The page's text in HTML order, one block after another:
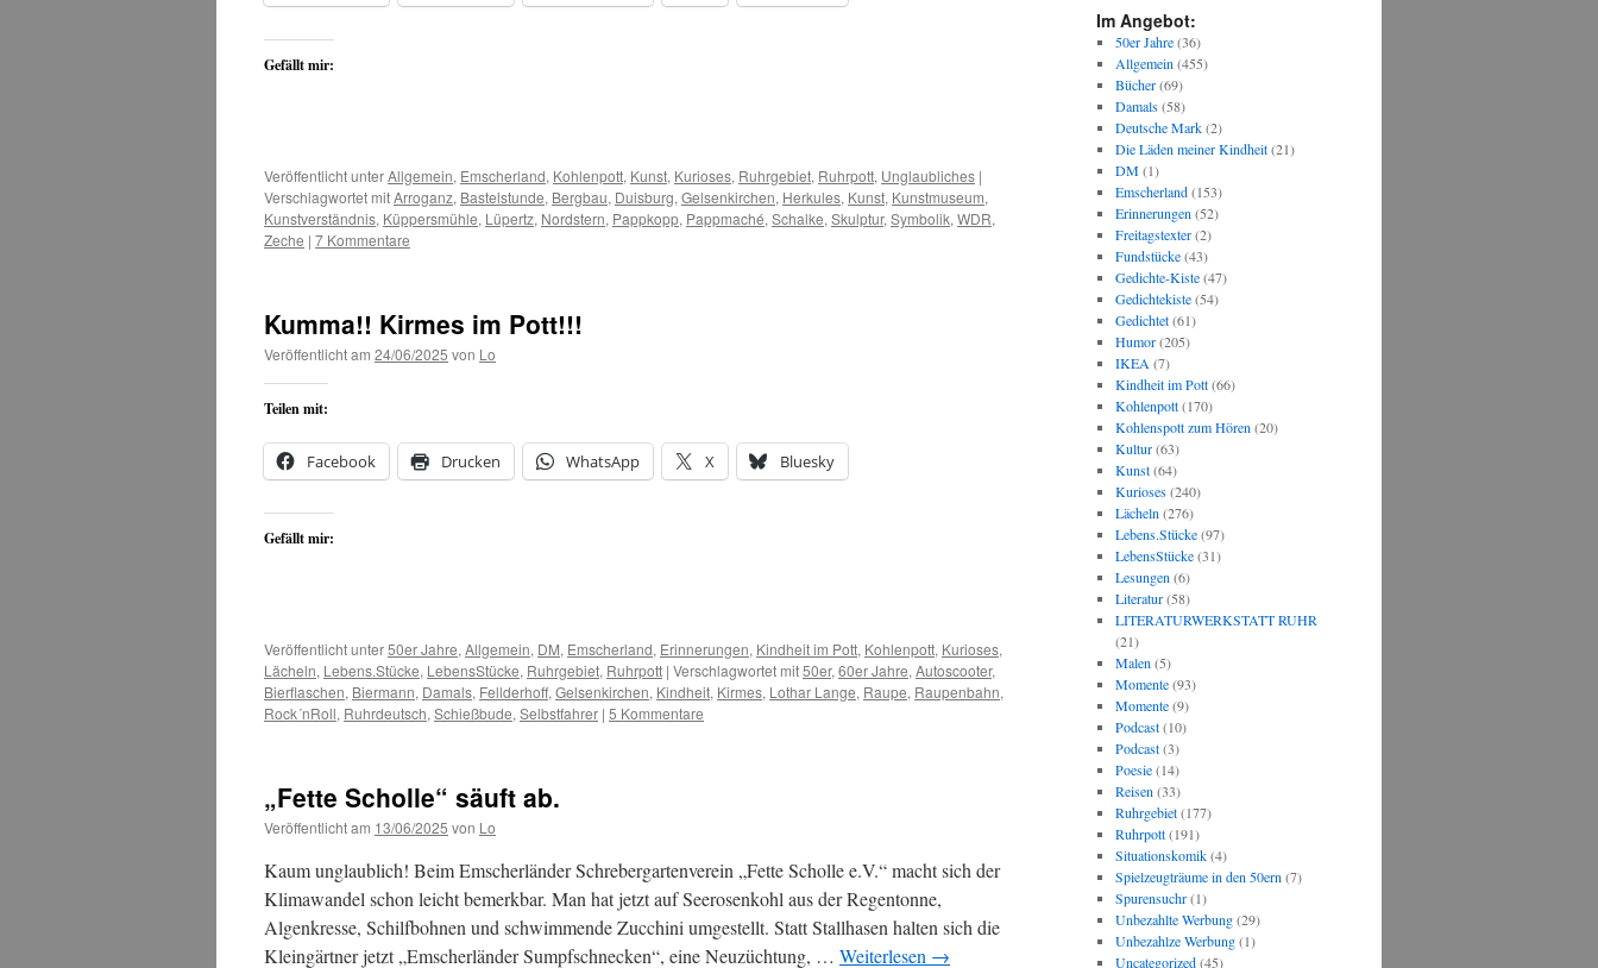
Gefällt mir:
Veröffentlicht unterAllgemein, Emscherland, Kohlenpott, Kunst, Kurioses, Ruhrgebiet, Ruhrpott, Unglaubliches |
Verschlagwortet mitArroganz, Bastelstunde, Bergbau, Duisburg, Gelsenkirchen, Herkules, Kunst, Kunstmuseum,
Kunstverständnis, Küppersmühle, Lüpertz, Nordstern, Pappkopp, Pappmaché, Schalke, Skulptur, Symbolik, WDR,
Zeche | 7 Kommentare
Kumma!! Kirmes im Pott!!!
Veröffentlicht am 24/06/2025 von Lo
Teilen mit:
Facebook Drucken WhatsApp X Bluesky
Gefällt mir:
Veröffentlicht unter50er Jahre, Allgemein, DM, Emscherland, Erinnerungen, Kindheit im Pott, Kohlenpott, Kurioses,
Lächeln, Lebens.Stücke, LebensStücke, Ruhrgebiet, Ruhrpott | Verschlagwortet mit50er, 60er Jahre, Autoscooter,
Bierflaschen, Biermann, Damals, Fellderhoff, Gelsenkirchen, Kindheit, Kirmes, Lothar Lange, Raupe, Raupenbahn,
Rock´nRoll, Ruhrdeutsch, Schießbude, Selbstfahrer | 5 Kommentare
„Fette Scholle“ säuft ab.
Veröffentlicht am 13/06/2025 von Lo
Kaum unglaublich! Beim Emscherländer Schrebergartenverein „Fette Scholle e.V.“ macht sich der
Klimawandel schon leicht bemerkbar. Man hat jetzt auf Seerosenkohl aus der Regentonne,
Algenkresse, Schilfbohnen und schwimmende Zucchini umgestellt. Statt Stallhasen halten sich die
Kleingärtner jetzt „Emscherländer Sumpfschnecken“, eine Neuzüchtung, … Weiterlesen →
Im Angebot:
50er Jahre(36)
Allgemein(455)
Bücher(69)
Damals(58)
Deutsche Mark(2)
Die Läden meiner Kindheit(21)
DM(1)
Emscherland(153)
Erinnerungen(52)
Freitagstexter(2)
Fundstücke(43)
Gedichte-Kiste(47)
Gedichtekiste(54)
Gedichtet(61)
Humor(205)
IKEA(7)
Kindheit im Pott(66)
Kohlenpott(170)
Kohlenspott zum Hören(20)
Kultur(63)
Kunst(64)
Kurioses(240)
Lächeln(276)
Lebens.Stücke(97)
LebensStücke(31)
Lesungen(6)
Literatur(58)
LITERATURWERKSTATT RUHR
(21)
Malen(5)
Momente(93)
Momente(9)
Podcast(10)
Podcast(3)
Poesie(14)
Reisen(33)
Ruhrgebiet(177)
Ruhrpott(191)
Situationskomik(4)
Spielzeugträume in den 50ern(7)
Spurensuchr(1)
Unbezahlte Werbung(29)
Unbezahlze Werbung(1)
Uncategorized(45)